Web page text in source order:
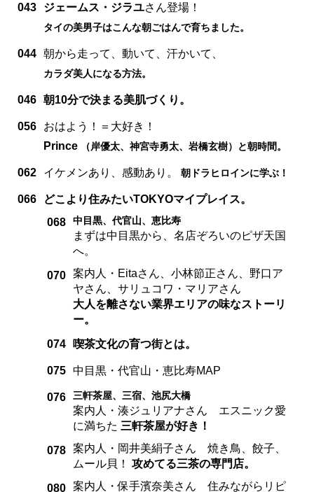
043 ジェームス・ジラユさん登場！
タイの美男子はこんな朝ごはんで育ちました。
044 朝から走って、動いて、汗かいて、
カラダ美人になる方法。
046 朝10分で決まる美肌づくり。
056
おはよう！＝大好き！
Prince
（岸優太、神宮寺勇太、岩橋玄樹）と朝時間。
062 イケメンあり、感動あり。 朝ドラヒロインに学ぶ！
066
どこより住みたいTOKYOマイプレイス。
068
中目黒、代官山、恵比寿
まずは中目黒から、名店ぞろいのピザ天国
へ。
070 案内人・Eitaさん、小林節正さん、野口ア
ヤさん、サリュコワ・マリアさん
大人を離さない業界エリアの味なストーリ
ー。
074 喫茶文化の育つ街とは。
075 中目黒・代官山・恵比寿MAP
076 三軒茶屋、三宿、池尻大橋
案内人・湊ジュリアナさん エスニック愛
に満ちた 三軒茶屋が好き！
078 案内人・岡井美絹子さん 焼き鳥、餃子、
ムール貝！ 攻めてる三茶の専門店。
080 案内人・保手濱奈美さん 住みながらリピ